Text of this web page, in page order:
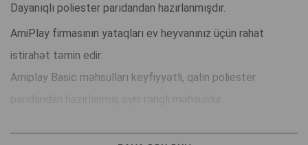
Dayanıqlı poliester parıdandan hazırlanmışdır.
AmiPlay firmasının yataqları ev heyvanınız üçün rahat
istirahət təmin edir.
Amiplay Basic məhsulları keyfiyyətli, qalın poliester
parıdandan hazırlanmış eyni rəngli məhsuldur.